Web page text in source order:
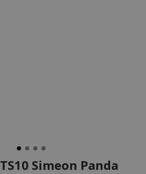
Simeon Panda